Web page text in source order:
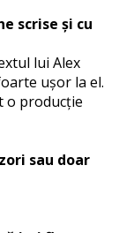
scrise și cu
lui Alex
ușor la el.
o producție
sau doar